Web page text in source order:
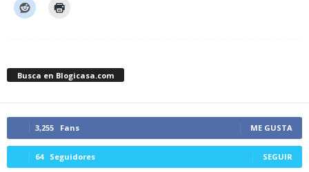
Busca en Blogicasa.com
3,255 Fans ME GUSTA
64 Seguidores SEGUIR